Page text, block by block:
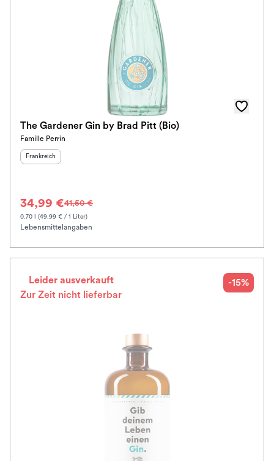
The Gardener Gin by Brad Pitt (Bio)
Famille Perrin
Herkunftsland
Frankreich
34,99 €41,50 €
0.70 l (49.99 € / 1 Liter)
Lebensmittelangaben
Leider ausverkauft
Zur Zeit nicht lieferbar
-15%